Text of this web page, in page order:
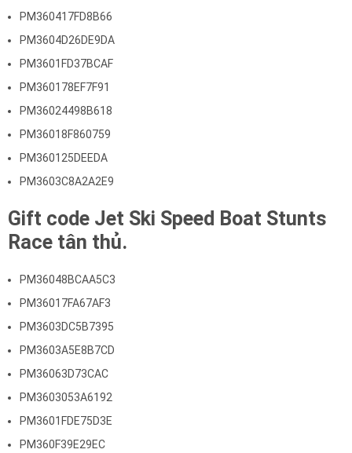
PM360417FD8B66
PM3604D26DE9DA
PM3601FD37BCAF
PM360178EF7F91
PM36024498B618
PM36018F860759
PM360125DEEDA
PM3603C8A2A2E9
Gift code Jet Ski Speed Boat Stunts
Race tân thủ.
PM36048BCAA5C3
PM36017FA67AF3
PM3603DC5B7395
PM3603A5E8B7CD
PM36063D73CAC
PM3603053A6192
PM3601FDE75D3E
PM360F39E29EC